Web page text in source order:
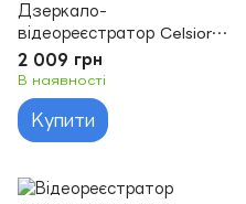
Дзеркало-
відеореєстратор Celsior
DVR M4
2 009 грн
В наявності
Купити